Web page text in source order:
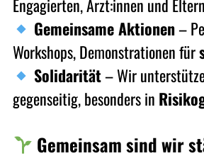
Engagierten, Ärzt:innen und
Gemeinsame Aktionen–
Workshops, Demonstrationen für
Solidarität– Wir
gegenseitig, besonders in
Gemeinsam sind wir